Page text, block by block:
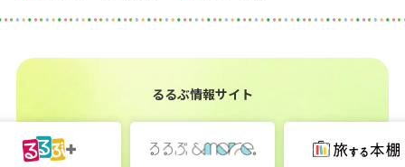
るるぶ情報サイト